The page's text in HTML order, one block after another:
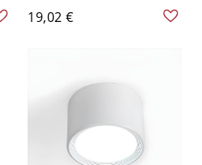
Métallique en Forme
Cylindrique - Blanc 110 V-
19,02 €